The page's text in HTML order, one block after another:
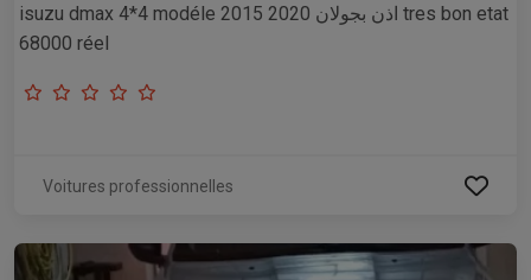
isuzu dmax 4*4 modéle 2015 اذن بجولان 2020 tres bon etat
68000 réel
Voitures professionnelles